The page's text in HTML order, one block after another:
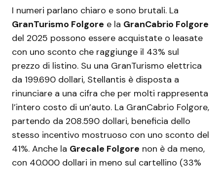
I numeri parlano chiaro e sono brutali. La
GranTurismo Folgore e la GranCabrio Folgore
del 2025 possono essere acquistate o leasate
con uno sconto che raggiunge il 43% sul
prezzo di listino. Su una GranTurismo elettrica
da 199.690 dollari, Stellantis è disposta a
rinunciare a una cifra che per molti rappresenta
l’intero costo di un’auto. La GranCabrio Folgore,
partendo da 208.590 dollari, beneficia dello
stesso incentivo mostruoso con uno sconto del
41%. Anche la Grecale Folgore non è da meno,
con 40.000 dollari in meno sul cartellino (33%